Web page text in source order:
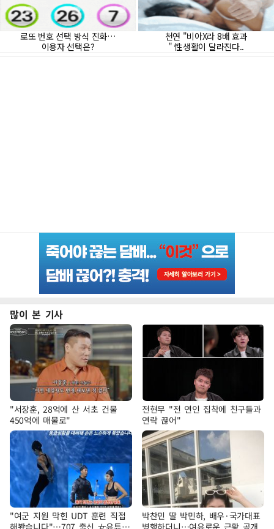
많이 본 기사
"서장훈, 28억에 산 서초 건물
450억에 매물로"
전현무 "전 연인 집착에 친구들과
연락 끊어"
"여군 지원 막힌 UDT 훈련 직접
박찬민 딸 박민하, 배우·국가대표